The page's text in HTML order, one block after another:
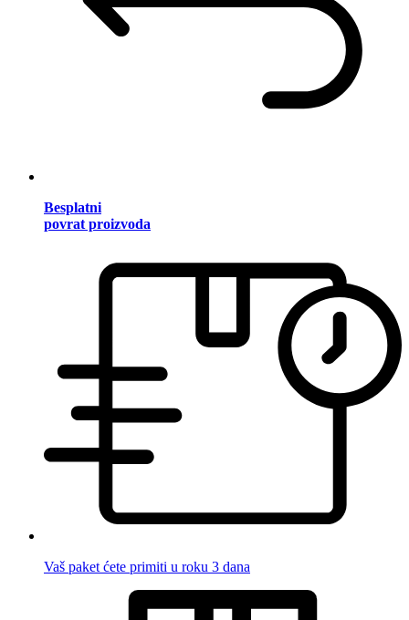
Besplatni
povrat proizvoda
Vaš paket ćete primiti u roku 3 dana